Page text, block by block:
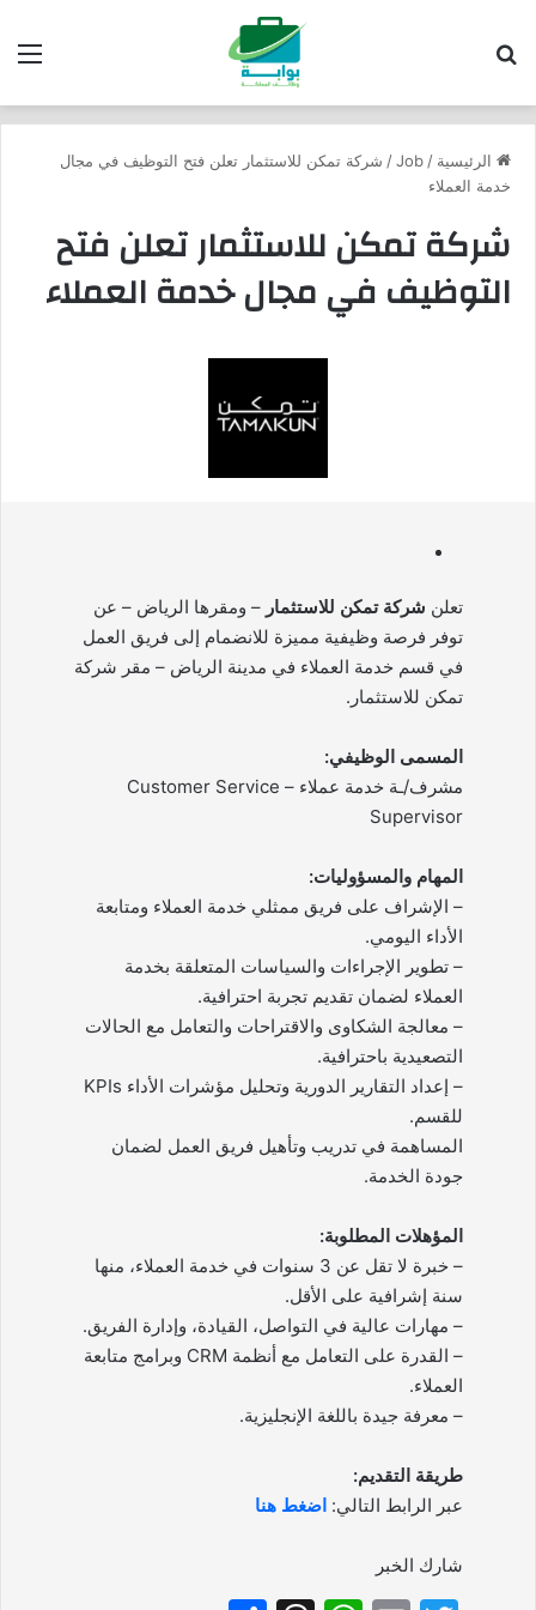
الرئيسية /
Job
/ شركة تمكن للاستثمار تعلن فتح التوظيف في مجال
خدمة العملاء
شركة تمكن للاستثمار تعلن فتح
التوظيف في مجال خدمة العملاء
تعلن شركة تمكن للاستثمار – ومقرها الرياض – عن
توفر فرصة وظيفية مميزة للانضمام إلى فريق العمل
في قسم خدمة العملاء في مدينة الرياض – مقر شركة
تمكن للاستثمار.
المسمى الوظيفي:
مشرف/ـة خدمة عملاء – Customer Service
Supervisor
المهام والمسؤوليات:
– الإشراف على فريق ممثلي خدمة العملاء ومتابعة
الأداء اليومي.
– تطوير الإجراءات والسياسات المتعلقة بخدمة
العملاء لضمان تقديم تجربة احترافية.
– معالجة الشكاوى والاقتراحات والتعامل مع الحالات
التصعيدية باحترافية.
– إعداد التقارير الدورية وتحليل مؤشرات الأداء KPIs
للقسم.
المساهمة في تدريب وتأهيل فريق العمل لضمان
جودة الخدمة.
المؤهلات المطلوبة:
– خبرة لا تقل عن 3 سنوات في خدمة العملاء، منها
سنة إشرافية على الأقل.
– مهارات عالية في التواصل، القيادة، وإدارة الفريق.
– القدرة على التعامل مع أنظمة CRM وبرامج متابعة
العملاء.
– معرفة جيدة باللغة الإنجليزية.
طريقة التقديم:
عبر الرابط التالي: اضغط هنا
شارك الخبر